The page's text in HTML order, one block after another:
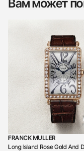
Вам может
FRANCK MULLER
Long Island Rose Gold And